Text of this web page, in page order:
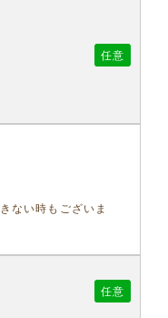
任意
ない時もございま
任意